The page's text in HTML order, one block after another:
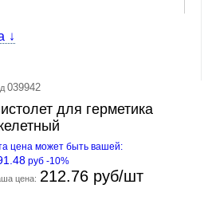
039942
для герметика
цена может быть вашей:
руб -10%
цена: 212.76 руб/шт